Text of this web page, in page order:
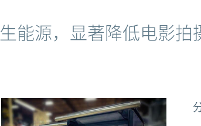
能源，显著降低电影拍